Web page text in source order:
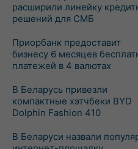
расширили линейку
решений для СМБ
Приорбанк предоставит
бизнесу 6 месяцев
платежей в 4 валютах
В Беларусь привезли
компактные хэтчбеки BYD
Dolphin Fashion 410
В Беларуси назвали